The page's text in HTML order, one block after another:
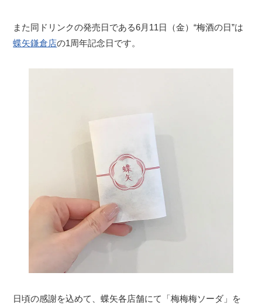
また同ドリンクの発売日である6月11日（金）“梅酒の日”は
蝶矢鎌倉店の1周年記念日です。
日頃の感謝を込めて、蝶矢各店舗にて「梅梅梅ソーダ」を